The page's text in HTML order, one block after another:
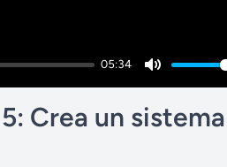
05:34
M
u
t
Crea un